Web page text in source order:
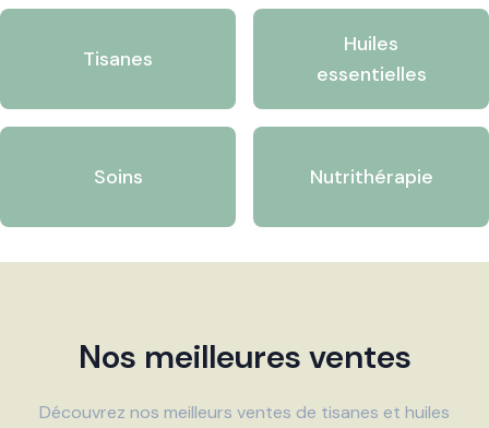
Tisanes
Huiles
essentielles
Soins Nutrithérapie
Nos meilleures ventes
Découvrez nos meilleurs ventes de tisanes et huiles